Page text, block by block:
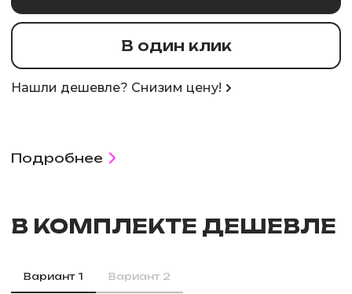
В один клик
Нашли дешевле? Снизим цену!
Подробнее
В КОМПЛЕКТЕ ДЕШЕВЛЕ
Вариант 1 Вариант 2